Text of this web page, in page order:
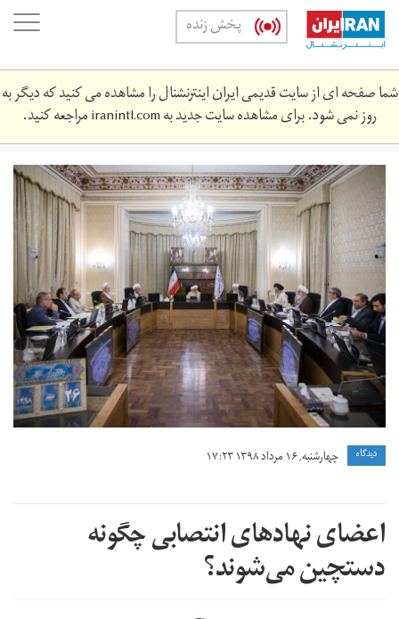
Skip
main
content
پخش زنده
شما صفحه ای از سایت قدیمی ایران اینترنشنال را مشاهده می کنید که دیگر به
روز نمی شود. برای مشاهده سایت جدید بهiranintl.comمراجعه کنید.
شورای
نگهبان
دیدگاه چهارشنبه, ۱۶ مرداد ۱۳۹۸ ۱۷:۲۳
اعضای نهادهای انتصابی چگونه
دستچین می‌شوند؟